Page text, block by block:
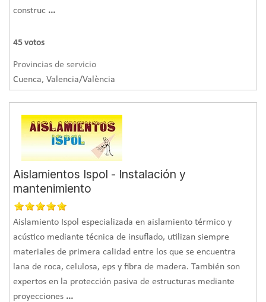
impermeabilizantes para favorecer la estanqueidad y
Es necesaria la instalación por parte de un profesional, que
debe localizar correctamente las causas de la humedad,
particularidades de cada caso y las indicaciones del
fabricante.
¿Necesitas un instalador de aislamiento?
Pide presupuesto en 1 minuto
construc ...
45 votos
Provincias de servicio
Cuenca, Valencia/València
Aislamientos Ispol - Instalación y
mantenimiento
Aislamiento Ispol especializada en aislamiento térmico y
acústico mediante técnica de insuflado, utilizan siempre
materiales de primera calidad entre los que se encuentra
lana de roca, celulosa, eps y fibra de madera. También son
expertos en la protección pasiva de estructuras mediante
proyecciones ...